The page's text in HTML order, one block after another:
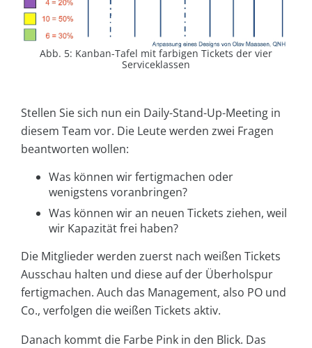
Abb. 5: Kanban-Tafel mit farbigen Tickets der vier
Serviceklassen
Stellen Sie sich nun ein Daily-Stand-Up-Meeting in
diesem Team vor. Die Leute werden zwei Fragen
beantworten wollen:
Was können wir fertigmachen oder
wenigstens voranbringen?
Was können wir an neuen Tickets ziehen, weil
wir Kapazität frei haben?
Die Mitglieder werden zuerst nach weißen Tickets
Ausschau halten und diese auf der Überholspur
fertigmachen. Auch das Management, also PO und
Co., verfolgen die weißen Tickets aktiv.
Danach kommt die Farbe Pink in den Blick. Das